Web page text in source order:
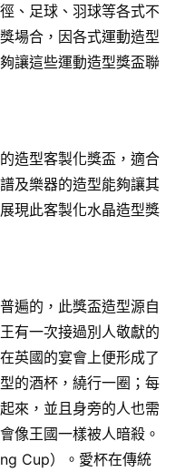
、足球、羽球等各式不
場合，因各式運動造型
讓這些運動造型獎盃聯
造型客製化獎盃，適合
及樂器的造型能夠讓其
現此客製化水晶造型獎
遍的，此獎盃造型源自
有一次接過別人敬獻的
英國的宴會上便形成了
的酒杯，繞行一圈；每
來，並且身旁的人也需
像王國一樣被人暗殺。
Cup）。愛杯在傳統